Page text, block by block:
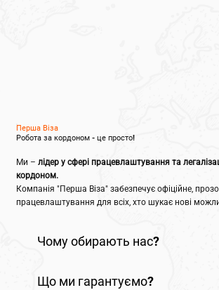
Перша Віза
Робота за кордоном - це просто!
Ми –лідер у сфері працевлаштування та
кордоном.
Компанія "Перша Віза" забезпечує офіційне,
працевлаштування для всіх, хто шукає нові
Чому обирають нас?
Що ми гарантуємо?